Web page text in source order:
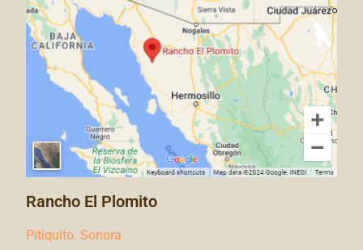
Rancho El Plomito
Pitiquito. Sonora